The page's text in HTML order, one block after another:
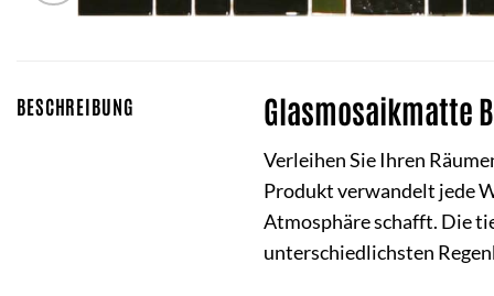
BESCHREIBUNG Glasmosaikmatte
Verleihen Sie Ihren
Produkt verwandelt jede
Atmosphäre schafft. Die
unterschiedlichsten